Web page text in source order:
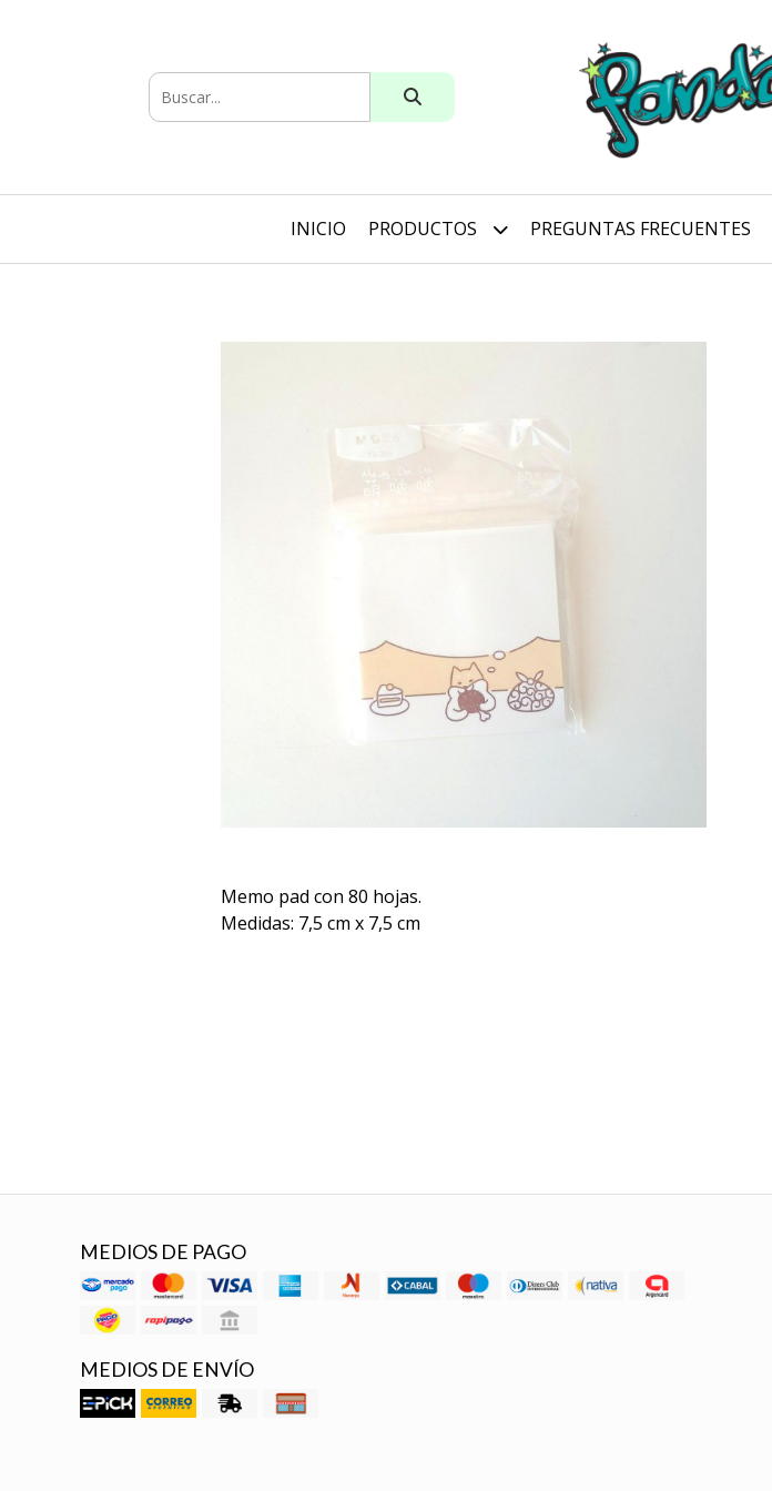
INICIO PRODUCTOS PREGUNTAS FRECUENTES
Memo pad con 80 hojas.
Medidas: 7,5 cm x 7,5 cm
MEDIOS DE PAGO
MEDIOS DE ENVÍO